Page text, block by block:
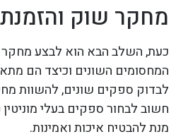
מחקר שוק והזמנת
כעת, השלב הבא הוא לבצע מחקר
המחסומים השונים וכיצד הם
לבדוק ספקים שונים, להשוות
חשוב לבחור ספקים בעלי מוניטין
מנת להבטיח איכות ואמינות.